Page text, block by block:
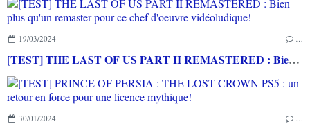
19/03/2024
[TEST] THE LAST OF US PART II REMASTERED : Bien plus qu'un remaster pour ce chef d'oeuvre vidéoludique!
30/01/2024